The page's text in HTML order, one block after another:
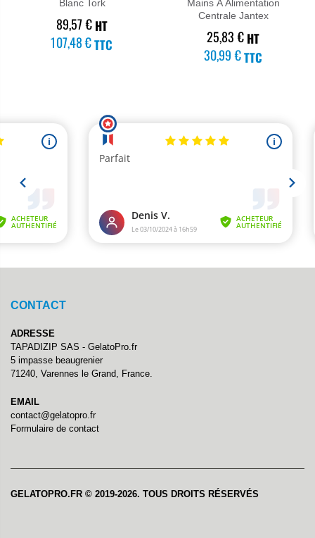
Blanc Tork
89,57 € HT
107,48 €TTC
Mains À Alimentation
Centrale Jantex
25,83 € HT
30,99 €TTC
CONTACT
ADRESSE
TAPADIZIP SAS - GelatoPro.fr
5 impasse beaugrenier
71240, Varennes le Grand, France.
EMAIL
contact@gelatopro.fr
Formulaire de contact
GELATOPRO.FR © 2019-2026. TOUS DROITS RÉSERVÉS